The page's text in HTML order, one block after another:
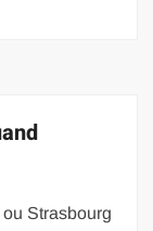
Strasbourg